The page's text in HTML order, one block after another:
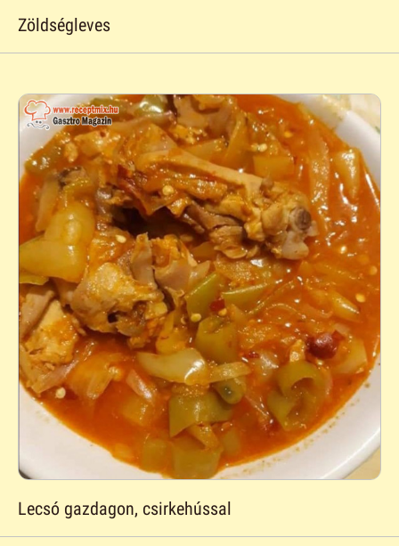
Zöldségleves
Lecsó gazdagon, csirkehússal